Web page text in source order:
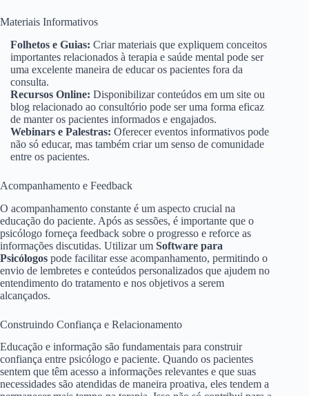
Materiais Informativos
Folhetos e Guias: Criar materiais que expliquem conceitos
importantes relacionados à terapia e saúde mental pode ser
uma excelente maneira de educar os pacientes fora da
consulta.
Recursos Online: Disponibilizar conteúdos em um site ou
blog relacionado ao consultório pode ser uma forma eficaz
de manter os pacientes informados e engajados.
Webinars e Palestras: Oferecer eventos informativos pode
não só educar, mas também criar um senso de comunidade
entre os pacientes.
Acompanhamento e Feedback
O acompanhamento constante é um aspecto crucial na
educação do paciente. Após as sessões, é importante que o
psicólogo forneça feedback sobre o progresso e reforce as
informações discutidas. Utilizar um Software para
Psicólogos pode facilitar esse acompanhamento, permitindo o
envio de lembretes e conteúdos personalizados que ajudem no
entendimento do tratamento e nos objetivos a serem
alcançados.
Construindo Confiança e Relacionamento
Educação e informação são fundamentais para construir
confiança entre psicólogo e paciente. Quando os pacientes
sentem que têm acesso a informações relevantes e que suas
necessidades são atendidas de maneira proativa, eles tendem a